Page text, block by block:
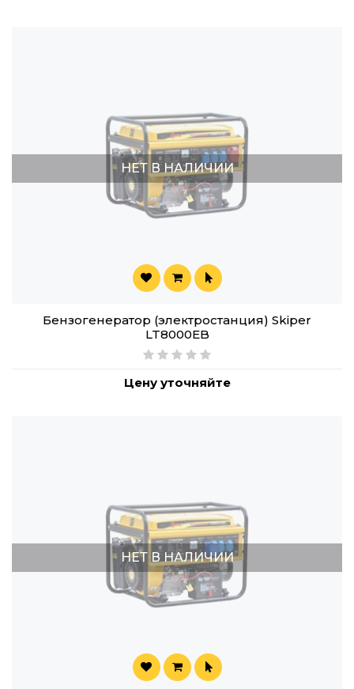
НЕТ В НАЛИЧИИ
Бензогенератор (электростанция) Skiper
LT8000EB
Цену уточняйте
НЕТ В НАЛИЧИИ